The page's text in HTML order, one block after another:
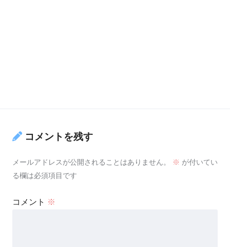
コメントを残す
メールアドレスが公開されることはありません。 ※ が付いてい
る欄は必須項目です
コメント ※